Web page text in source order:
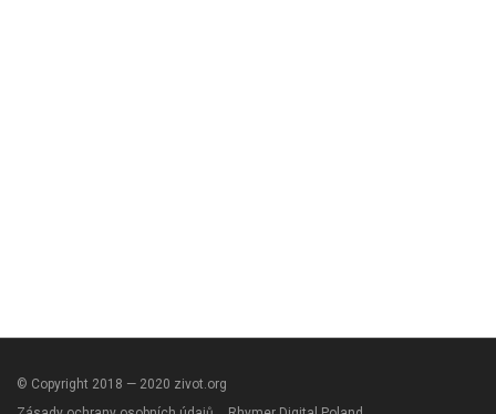
© Copyright 2018 — 2020 zivot.org